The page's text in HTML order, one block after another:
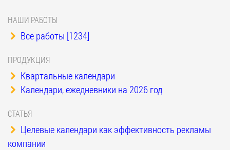
НАШИ РАБОТЫ
Все работы [1234]
ПРОДУКЦИЯ
Квартальные календари
Календари, ежедневники на 2026 год
СТАТЬЯ
Целевые календари как эффективность рекламы
компании